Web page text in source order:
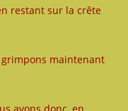
restant sur la crête
maintenant